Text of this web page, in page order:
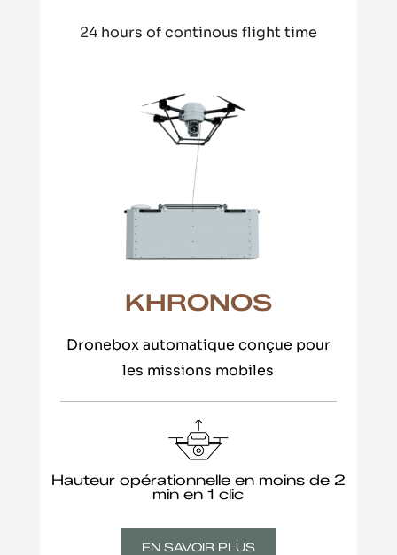
24 hours of continous flight time
KHRONOS
Dronebox automatique conçue pour
les missions mobiles
Hauteur opérationnelle en moins de 2
min en 1 clic
EN SAVOIR PLUS